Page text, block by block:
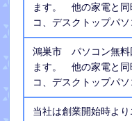
ます。 他の家電と同
コ、デスクトップパソ
鴻巣市 パソコン無料
ます。 他の家電と同
コ、デスクトップパソ
当社は創業開始時よ